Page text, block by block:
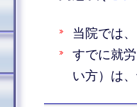
当院では
すでに就
い方）は